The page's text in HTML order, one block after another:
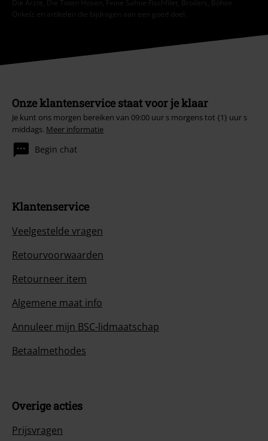
Die Ärzte, Die Toten Hosen, Feine Sahne Fischfilet, Broilers, Böhse
Onkelz en artikelen die bijdragen aan een goed doel.
Onze klantenservice staat voor je klaar
Je kunt ons morgen bereiken van 09:00 uur s morgens tot {1} uur s
middags. Meer informatie
Begin chat
Klantenservice
Veelgestelde vragen
Retourvoorwaarden
Retourneer item
Algemene maat info
Annuleer mijn BSC-lidmaatschap
Betaalmethodes
Overige acties
Prijsvragen